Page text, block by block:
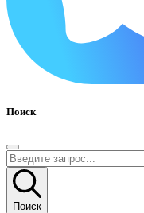
Поиск
Поиск